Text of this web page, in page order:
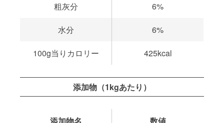
粗灰分 6%
水分 6%
100g当りカロリー 425kcal
添加物（1kgあたり）
添加物名 数値